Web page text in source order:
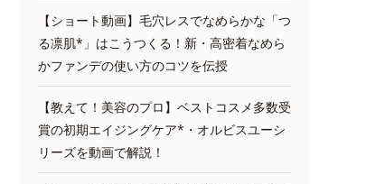
【ショート動画】毛穴レスでなめらかな「つ
る凛肌*」はこうつくる！新・高密着なめら
かファンデの使い方のコツを伝授
【教えて！美容のプロ】ベストコスメ多数受
賞の初期エイジングケア*・オルビスユーシ
リーズを動画で解説！